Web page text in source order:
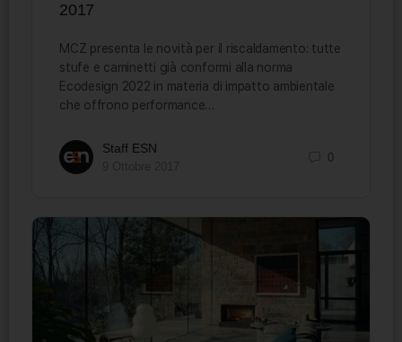
2017
MCZ presenta le novità per il riscaldamento: tutte
stufe e caminetti già conformi alla norma
Ecodesign 2022 in materia di impatto ambientale
che offrono performance…
Staff ESN
0